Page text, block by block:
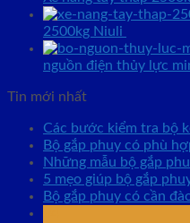
2500kg Niuli
nguồn điện thủy lực
Tin mới nhất
Các bước kiểm tra bộ
Bộ gắp phuy có phù
Những mẫu bộ gắp
5 mẹo giúp bộ gắp
Bộ gắp phuy có cần